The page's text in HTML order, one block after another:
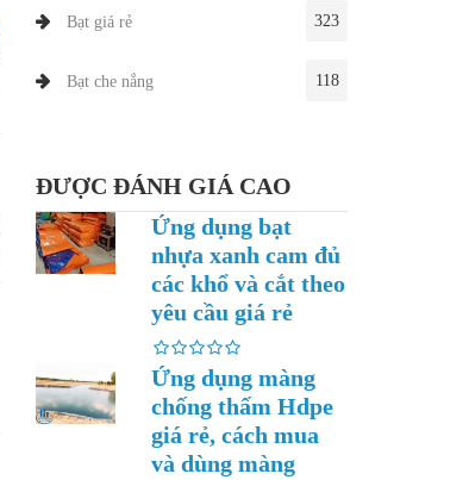
Bạt giá rẻ 323
Bạt che nắng 118
ĐƯỢC ĐÁNH GIÁ CAO
Ứng dụng bạt
nhựa xanh cam đủ
các khổ và cắt theo
yêu cầu giá rẻ
Ứng dụng màng
chống thấm Hdpe
giá rẻ, cách mua
và dùng màng